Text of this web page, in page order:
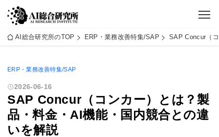
AI総合研究所のTOP ERP・業務改善特集/SAP SAP Concur（
ERP・業務改善特集/SAP
2026-06-16
SAP Concur（コンカー）とは？製
品・料金・AI機能・国内競合との違
いを解説